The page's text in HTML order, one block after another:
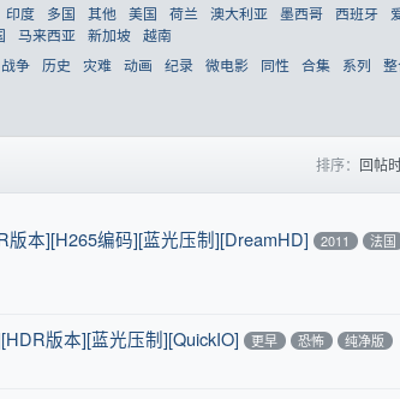
印度 多国 其他 美国 荷兰 澳大利亚 墨西哥 西班牙
马来西亚 新加坡 越南
战争 历史 灾难 动画 纪录 微电影 同性 合集 系列
排序： 回帖
本][H265编码][蓝光压制][DreamHD] 2011
法国
版本][蓝光压制][QuickIO] 更早 恐怖 纯净版